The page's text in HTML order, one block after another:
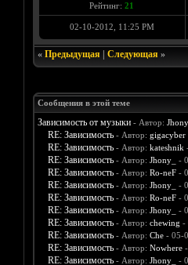
Рейтинг: 21
02-10-2012, 11:25 PM
« Предыдущая| Следующая»
Сообщения в этой теме
Зависимость от музыки - Автор: Jhony_
RE: Зависимость - Автор: gigacyber
RE: Зависимость - Автор: kateshnik
RE: Зависимость - Автор: Jhony_ -
RE: Зависимость - Автор: Ro-neF-
RE: Зависимость - Автор: Jhony_ -
RE: Зависимость - Автор: Ro-neF-
RE: Зависимость - Автор: Jhony_ -
RE: Зависимость - Автор: chewing -
RE: Зависимость - Автор: Che- 05-
RE: Зависимость - Автор: Nowhere-
RE: Зависимость - Автор: Jhony_ -